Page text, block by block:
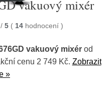
vakuový mixér
/ 5 ( 14 hodnocení )
vakuový mixér od
cenu 2 749 Kč. Zobrazit
»